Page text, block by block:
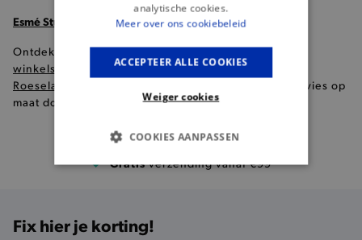
Esmé Studios T-shirts in onze winkels
Ontdek ons assortiment in één van onze8 Brooklyn
winkels
Gent, Knokke,Kortrijk,Oostende
Roeselare
), en krijg modeadvies op
maat door onze doorgewinterde profashionals!
Gratisverzending vanaf €99
Fix hier je korting!
analytische cookies.
Meer over ons cookiebeleid
ACCEPTEER ALLE COOKIES
Weiger cookies
COOKIES AANPASSEN
BASIS COOKIES